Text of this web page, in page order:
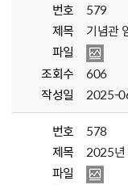
번호
579
제목
기념관
파일
조회수
606
작성일
2025-
번호
578
제목
2025년
파일